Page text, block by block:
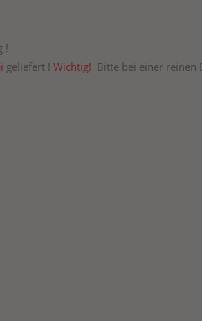
!
geliefert ! Wichtig! Bitte bei einer reinen